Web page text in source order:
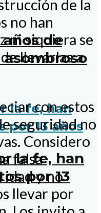
de
la fe, han
por 13
de la
no han
ni siquiera se
llevarlas a
con estos
seguridad no
Considero
falsa
y no
llevar por